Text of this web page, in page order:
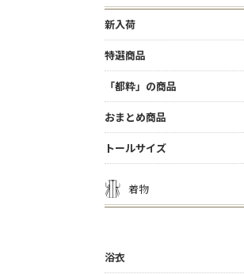
新入荷
特選商品
「都粋」の商品
おまとめ商品
トールサイズ
着物
浴衣